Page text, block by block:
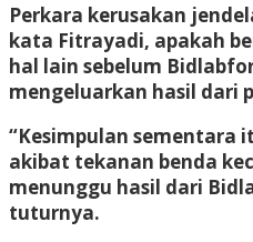
Perkara kerusakan
kata Fitrayadi, apakah
hal lain sebelum
mengeluarkan hasil dari
“Kesimpulan sementara
akibat tekanan benda
menunggu hasil dari
tuturnya.